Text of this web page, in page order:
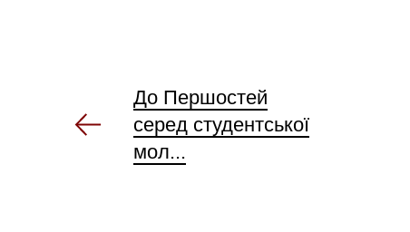
До Першостей
серед студентської
мол...